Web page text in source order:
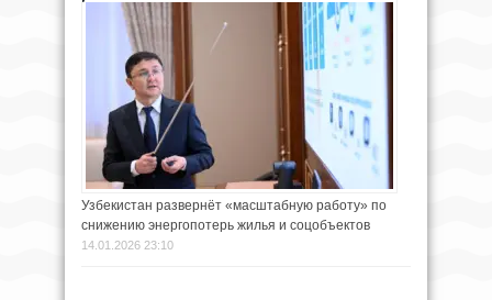
Узбекистан развернёт «масштабную работу» по
снижению энергопотерь жилья и соцобъектов
14.01.2026 23:10